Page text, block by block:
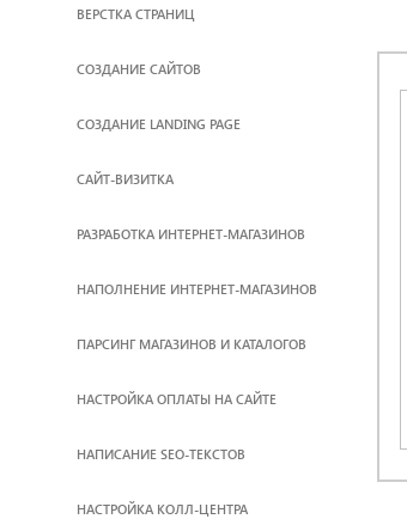
ВЕРСТКА СТРАНИЦ
CОЗДАНИЕ САЙТОВ
СОЗДАНИЕ LANDING PAGE
САЙТ-ВИЗИТКА
РАЗРАБОТКА ИНТЕРНЕТ-МАГАЗИНОВ
НАПОЛНЕНИЕ ИНТЕРНЕТ-МАГАЗИНОВ
ПАРСИНГ МАГАЗИНОВ И КАТАЛОГОВ
НАСТРОЙКА ОПЛАТЫ НА САЙТЕ
НАПИСАНИЕ SEO-ТЕКСТОВ
НАСТРОЙКА КОЛЛ-ЦЕНТРА